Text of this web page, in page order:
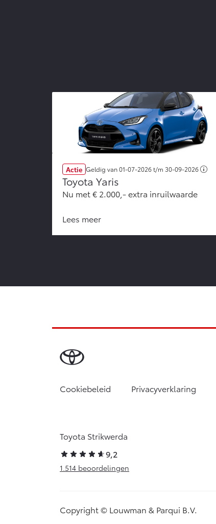
Actie Geldig van01-07-2026t/m30-09-2026
Toyota Yaris
Nu met € 2.000,- extra inruilwaarde
Lees meer
Cookiebeleid Privacyverklaring
Toyota Strikwerda
9,2
1.514 beoordelingen
Copyright © Louwman & Parqui B.V.